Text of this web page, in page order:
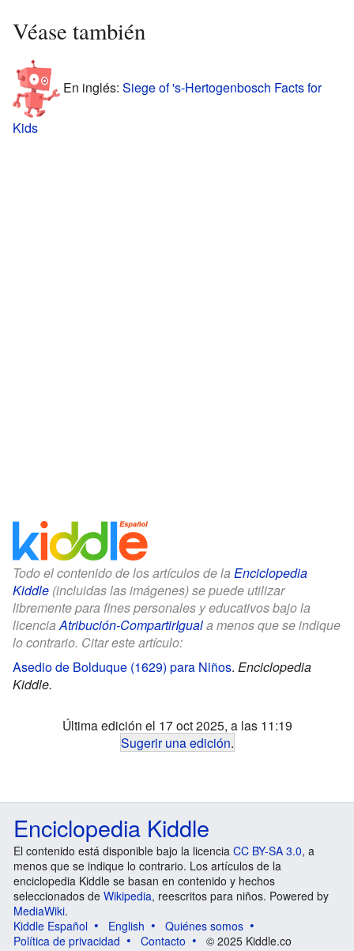
Véase también
En inglés: Siege of 's-Hertogenbosch Facts for
Kids
Todo el contenido de los artículos de la Enciclopedia
Kiddle (incluidas las imágenes) se puede utilizar
libremente para fines personales y educativos bajo la
licencia Atribución-CompartirIguala menos que se indique
lo contrario. Citar este artículo:
Asedio de Bolduque (1629) para Niños. Enciclopedia
Kiddle.
Última edición el 17 oct 2025, a las 11:19
Sugerir una edición.
Enciclopedia Kiddle
El contenido está disponible bajo la licencia CC BY-SA 3.0, a
menos que se indique lo contrario. Los artículos de la
enciclopedia Kiddle se basan en contenido y hechos
seleccionados de Wikipedia, reescritos para niños. Powered by
MediaWiki.
Kiddle Español
English
Quiénes somos
Política de privacidad
Contacto © 2025 Kiddle.co